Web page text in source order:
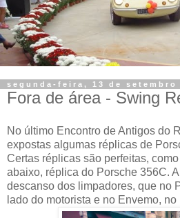
segunda-feira, 13 de setembro
Fora de área - Swing
No último Encontro de Antigos do
expostas algumas réplicas de
Certas réplicas são perfeitas,
abaixo, réplica do Porsche 356C.
descanso dos limpadores, que no
lado do motorista e no Envemo,